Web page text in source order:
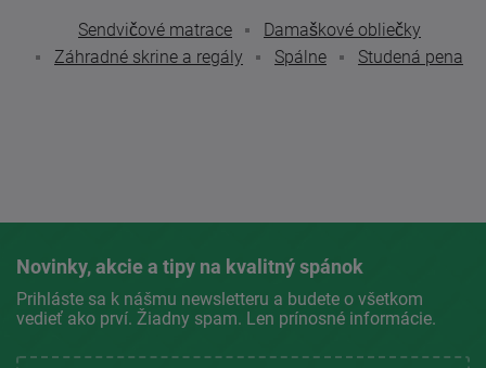
Sendvičové matrace
Damaškové obliečky
Záhradné skrine a regály
Spálne Studená pena
Novinky, akcie a tipy na kvalitný spánok
Prihláste sa k nášmu newsletteru a budete o všetkom
vedieť ako prví. Žiadny spam. Len prínosné informácie.